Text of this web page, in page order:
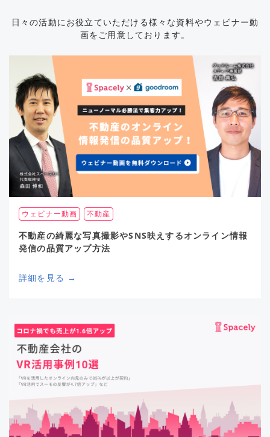
日々の活動にお役立ていただける様々な資料やウェビナー動
画をご用意しております。
ウェビナー動画 不動産
不動産の綺麗な写真撮影やSNS映えするオンライン情報
発信の品質アップ方法
詳細を見る →